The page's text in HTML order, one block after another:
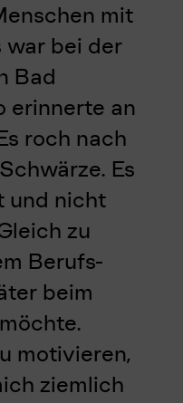
mit
war bei der
Bad
erinnerte an
roch nach
Es
und nicht
zu
Berufs-
beim
motivieren,
ziemlich